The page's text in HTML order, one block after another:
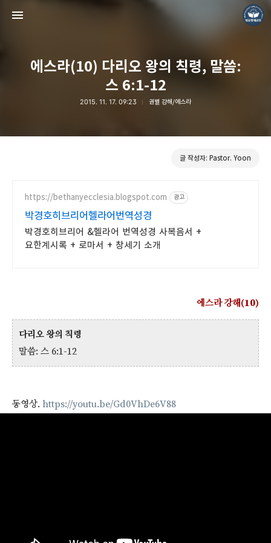
에스라(10) 다리오 왕의 칙령, 말씀:
스 6:1-12
2015. 11. 17. 09:23 권별 강해/에스라
글 작성자: Pastor. Yoon
https://bethanyecclesia.blogspot.com 광고
박경호히브리어헬라어번역성경
박경호히브리어 &헬라어 번역성경 사복음서 +
요한계시록 + 로마서 + 창세기 소개
에스라 강해(10)
다리오 왕의 칙령
말씀: 스 6:1-12
동영상. https://youtu.be/Gd0VhDe6V88
❏말씀침례교회 ❏AV1611.net ❏Peter Yoon